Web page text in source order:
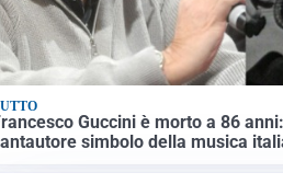
Guccini è morto a 86
simbolo della musica